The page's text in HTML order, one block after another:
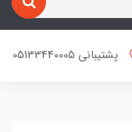
پشتیبانی 05133440005